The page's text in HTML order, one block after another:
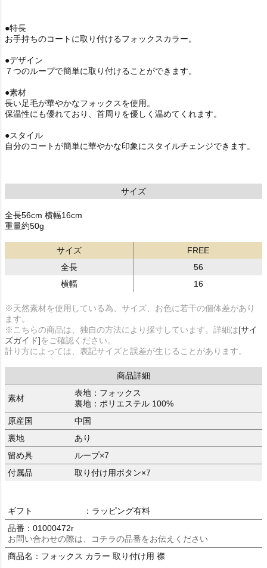
●特長
お手持ちのコートに取り付けるフォックスカラー。
●デザイン
７つのループで簡単に取り付けることができます。
●素材
長い足毛が華やかなフォックスを使用。
保温性にも優れており、首周りを優しく温めてくれます。
●スタイル
自分のコートが簡単に華やかな印象にスタイルチェンジできます。
サイズ
全長56cm 横幅16cm
重量約50g
サイズ
FREE
全長
56
横幅
16
※天然素材を使用している為、サイズ、お色に若干の個体差があり
ます。
※こちらの商品は、独自の方法により採寸しています。詳細は[サイ
ズガイド]をご確認ください。
計り方によっては、表記サイズと誤差が生じることがあります。
商品詳細
素材
表地：フォックス
裏地：ポリエステル 100%
原産国
中国
裏地
あり
留め具
ループ×7
付属品
取り付け用ボタン×7
ギフト
：ラッピング有料
品番：01000472r
お問い合わせの際は、コチラの品番をお伝えください
商品名：フォックス カラー 取り付け用 襟